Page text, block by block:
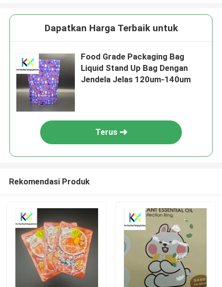
Dapatkan Harga Terbaik untuk
Food Grade Packaging Bag
Liquid Stand Up Bag Dengan
Jendela Jelas 120um-140um
Terus
Rekomendasi Produk